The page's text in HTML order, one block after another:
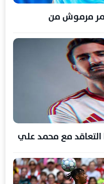
عمر مرموش من
مع محمد علي